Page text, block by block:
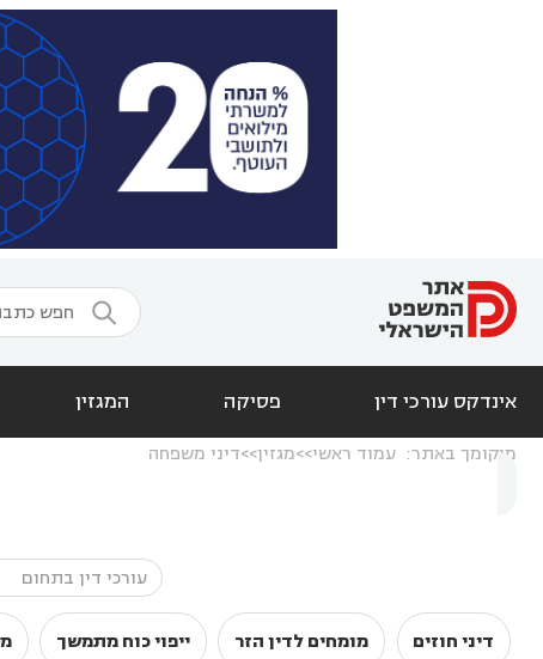

אינדקס עורכי דין פסיקה המגזין
מיקומך באתר: עמוד ראשי מגזין דיני משפחה
דיני חוזים מומחים לדין הזר ייפוי כוח מתמשך